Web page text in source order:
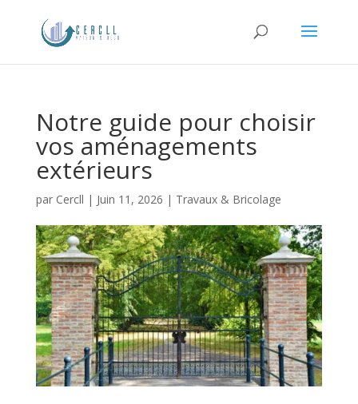
Notre guide pour choisir
vos aménagements
extérieurs
par Cercll | Juin 11, 2026 | Travaux & Bricolage